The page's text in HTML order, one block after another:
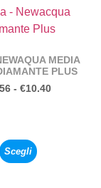
MEDIA
PLUS
- €10.40
Scegli